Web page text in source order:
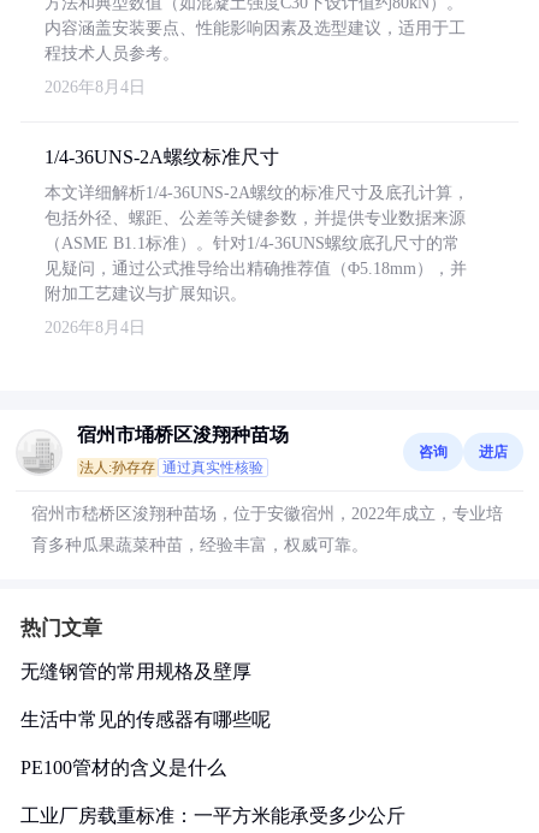
内容涵盖安装要点、性能影响因素及选型建议，适用于工
程技术人员参考。
2026年8月4日
1/4-36UNS-2A螺纹标准尺寸
本文详细解析1/4-36UNS-2A螺纹的标准尺寸及底孔计算，
包括外径、螺距、公差等关键参数，并提供专业数据来源
（ASME B1.1标准）。针对1/4-36UNS螺纹底孔尺寸的常
见疑问，通过公式推导给出精确推荐值（Φ5.18mm），并
附加工艺建议与扩展知识。
2026年8月4日
宿州市埇桥区浚翔种苗场
法人:孙存存 通过真实性核验
咨询 进店
宿州市嵇桥区浚翔种苗场，位于安徽宿州，2022年成立，专业培
育多种瓜果蔬菜种苗，经验丰富，权威可靠。
热门文章
无缝钢管的常用规格及壁厚
生活中常见的传感器有哪些呢
PE100管材的含义是什么
工业厂房载重标准：一平方米能承受多少公斤